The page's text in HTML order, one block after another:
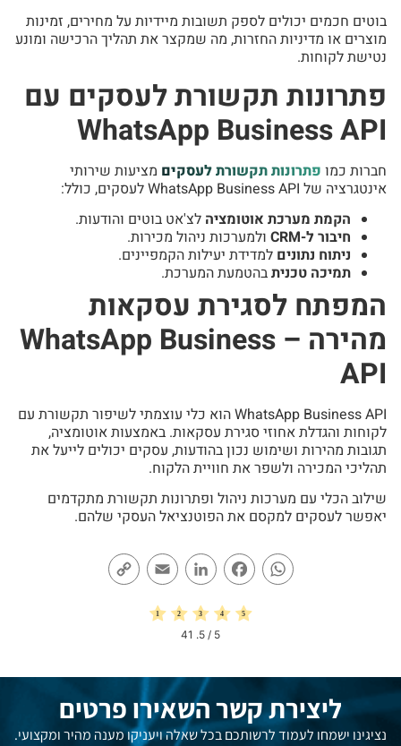
בוטים חכמים יכולים לספק תשובות מיידיות על מחירים, זמינות
מוצרים או מדיניות החזרות, מה שמקצר את תהליך הרכישה ומונע
נטישת לקוחות.
פתרונות תקשורת לעסקים עם
WhatsApp Business API
חברות כמו פתרונות תקשורת לעסקים מציעות שירותי
אינטגרציה של WhatsApp Business API לעסקים, כולל:
הקמת מערכת אוטומציה לצ'אט בוטים והודעות.
חיבור ל-CRM
ולמערכות ניהול מכירות.
ניתוח נתונים למדידת יעילות הקמפיינים.
תמיכה טכניתבהטמעת המערכת.
המפתח לסגירת עסקאות
מהירה – WhatsApp Business
API
WhatsApp Business API הוא כלי עוצמתי לשיפור תקשורת עם
לקוחות והגדלת אחוזי סגירת עסקאות. באמצעות אוטומציה,
תגובות מהירות ושימוש נכון בהודעות, עסקים יכולים לייעל את
תהליכי המכירה ולשפר את חוויית הלקוח.
שילוב הכלי עם מערכות ניהול ופתרונות תקשורת מתקדמים
יאפשר לעסקים למקסם את הפוטנציאל העסקי שלהם.
WhatsApp
Facebook
LinkedIn
Email
5
/ 5.
41
ליצירת קשר השאירו פרטים
נציגינו ישמחו לעמוד לרשותכם בכל שאלה ויעניקו מענה מהיר ומקצועי.